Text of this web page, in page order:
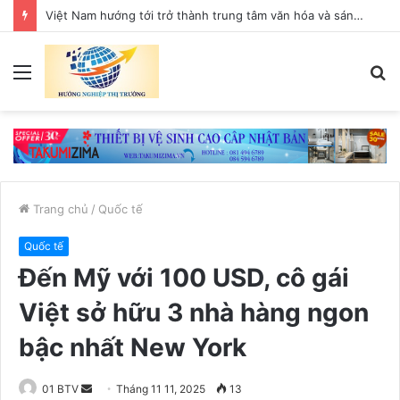
Việt Nam hướng tới trở thành trung tâm văn hóa và sáng tạo hàng đầu khu vực
Trang chủ / Quốc tế
Quốc tế
Đến Mỹ với 100 USD, cô gái
Việt sở hữu 3 nhà hàng ngon
bậc nhất New York
01 BTV Tháng 11 11, 2025 13